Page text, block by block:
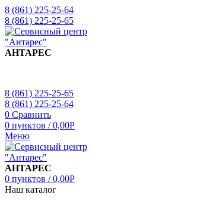
8 (861) 225-25-64
8 (861) 225-25-65
АНТАРЕС
8 (861) 225-25-65
8 (861) 225-25-64
0 Сравнить
0 пунктов / 0,00Р
Меню
АНТАРЕС
0 пунктов / 0,00Р
Наш каталог